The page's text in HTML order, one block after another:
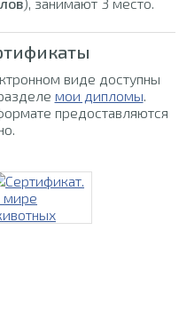
виде доступны
мои дипломы.
предоставляются